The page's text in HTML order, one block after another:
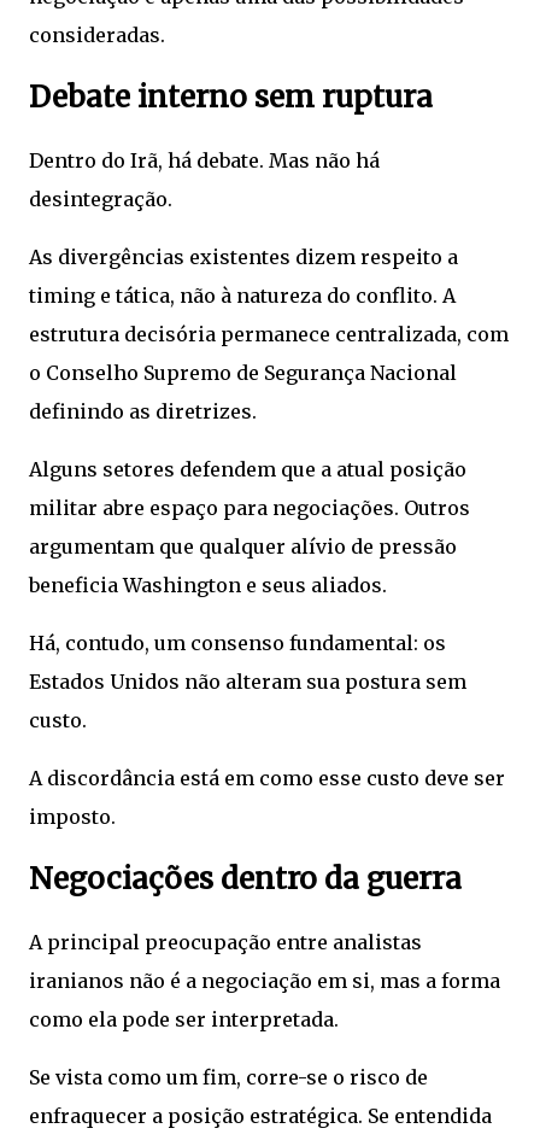
consideradas.
Debate interno sem ruptura
Dentro do Irã, há debate. Mas não há
desintegração.
As divergências existentes dizem respeito a
timing e tática, não à natureza do conflito. A
estrutura decisória permanece centralizada, com
o Conselho Supremo de Segurança Nacional
definindo as diretrizes.
Alguns setores defendem que a atual posição
militar abre espaço para negociações. Outros
argumentam que qualquer alívio de pressão
beneficia Washington e seus aliados.
Há, contudo, um consenso fundamental: os
Estados Unidos não alteram sua postura sem
custo.
A discordância está em como esse custo deve ser
imposto.
Negociações dentro da guerra
A principal preocupação entre analistas
iranianos não é a negociação em si, mas a forma
como ela pode ser interpretada.
Se vista como um fim, corre-se o risco de
enfraquecer a posição estratégica. Se entendida